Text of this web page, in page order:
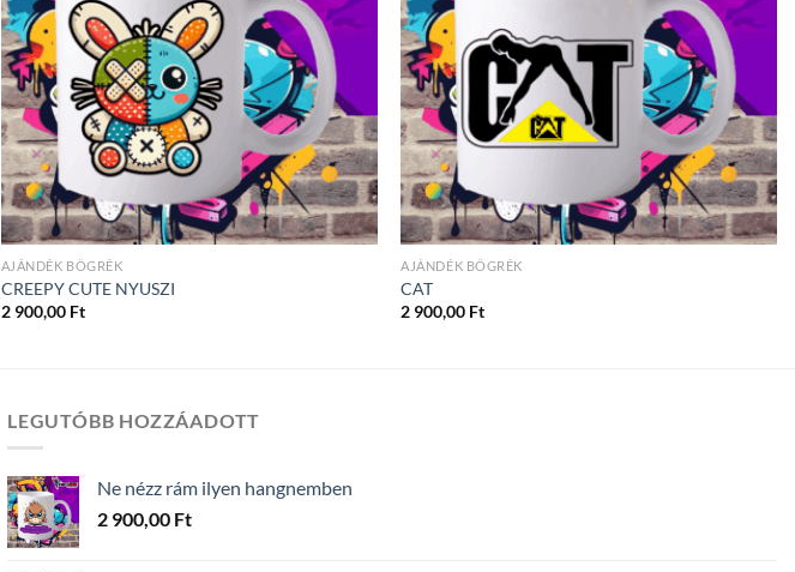
AJÁNDÉK BÖGRÉK
CREEPY CUTE NYUSZI
2 900,00 Ft
AJÁNDÉK BÖGRÉK
CAT
2 900,00 Ft
LEGUTÓBB HOZZÁADOTT
Ne nézz rám ilyen hangnemben
2 900,00 Ft